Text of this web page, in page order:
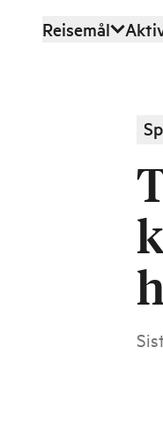
Hopp til
Reisemål